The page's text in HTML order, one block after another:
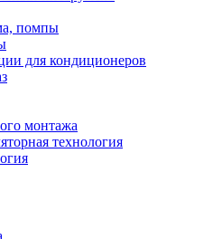
помпы
для кондиционеров
монтажа
технология